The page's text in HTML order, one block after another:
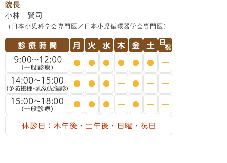
院長
小林 賢司
（日本小児科学会専門医／日本小児循環器学会専門医）